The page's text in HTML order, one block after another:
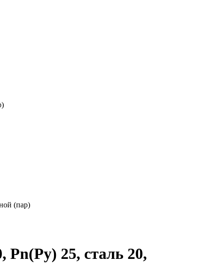
(пар)
25, сталь 20,